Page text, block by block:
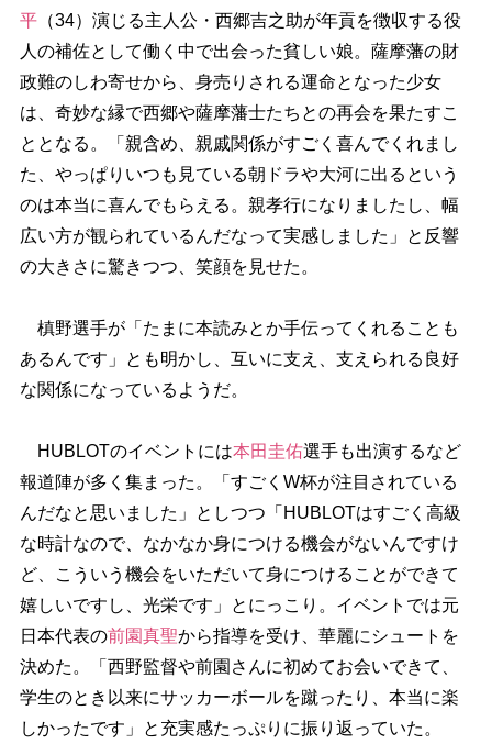
平（34）演じる主人公・西郷吉之助が年貢を徴収する役
人の補佐として働く中で出会った貧しい娘。薩摩藩の財
政難のしわ寄せから、身売りされる運命となった少女
は、奇妙な縁で西郷や薩摩藩士たちとの再会を果たすこ
ととなる。「親含め、親戚関係がすごく喜んでくれまし
た、やっぱりいつも見ている朝ドラや大河に出るという
のは本当に喜んでもらえる。親孝行になりましたし、幅
広い方が観られているんだなって実感しました」と反響
の大きさに驚きつつ、笑顔を見せた。
槙野選手が「たまに本読みとか手伝ってくれることも
あるんです」とも明かし、互いに支え、支えられる良好
な関係になっているようだ。
HUBLOTのイベントには本田圭佑選手も出演するなど
報道陣が多く集まった。「すごくW杯が注目されている
んだなと思いました」としつつ「HUBLOTはすごく高級
な時計なので、なかなか身につける機会がないんですけ
ど、こういう機会をいただいて身につけることができて
嬉しいですし、光栄です」とにっこり。イベントでは元
日本代表の前園真聖から指導を受け、華麗にシュートを
決めた。「西野監督や前園さんに初めてお会いできて、
学生のとき以来にサッカーボールを蹴ったり、本当に楽
しかったです」と充実感たっぷりに振り返っていた。